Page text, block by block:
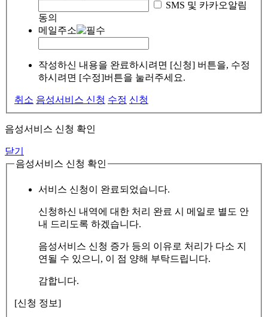
SMS 및 카카오알림
동의
메일주소
작성하신 내용을 완료하시려면 [신청] 버튼을, 수정
하시려면 [수정]버튼을 눌러주세요.
취소 음성서비스 신청 수정 신청
음성서비스 신청 확인
닫기
음성서비스 신청 확인
서비스 신청이 완료되었습니다.
신청하신 내역에 대한 처리 완료 시 메일로 별도 안
내 드리도록 하겠습니다.
음성서비스 신청 증가 등의 이유로 처리가 다소 지
연될 수 있으니, 이 점 양해 부탁드립니다.
감합니다.
[신청 정보]